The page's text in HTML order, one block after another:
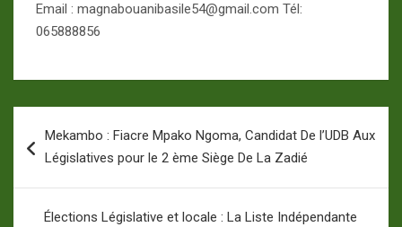
Email : magnabouanibasile54@gmail.com Tél:
065888856
de
Mekambo : Fiacre Mpako Ngoma, Candidat De l’UDB Aux
Législatives pour le 2 ème Siège De La Zadié
Élections Législative et locale : La Liste Indépendante